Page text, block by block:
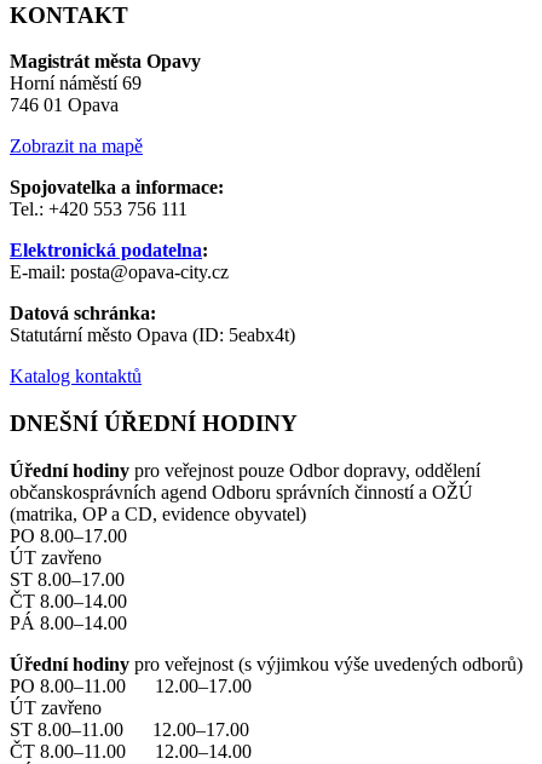
KONTAKT
Magistrát města Opavy
Horní náměstí 69
746 01 Opava
Zobrazit na mapě
Spojovatelka a informace:
Tel.: +420 553 756 111
Elektronická podatelna:
E-mail: posta@opava-city.cz
Datová schránka:
Statutární město Opava (ID: 5eabx4t)
Katalog kontaktů
DNEŠNÍ ÚŘEDNÍ HODINY
Úřední hodiny pro veřejnost pouze Odbor dopravy, oddělení
občanskosprávních agend Odboru správních činností a OŽÚ
(matrika, OP a CD, evidence obyvatel)
PO 8.00–17.00
ÚT zavřeno
ST 8.00–17.00
ČT 8.00–14.00
PÁ 8.00–14.00
Úřední hodiny pro veřejnost (s výjimkou výše uvedených odborů)
PO 8.00–11.00 12.00–17.00
ÚT zavřeno
ST 8.00–11.00 12.00–17.00
ČT 8.00–11.00 12.00–14.00